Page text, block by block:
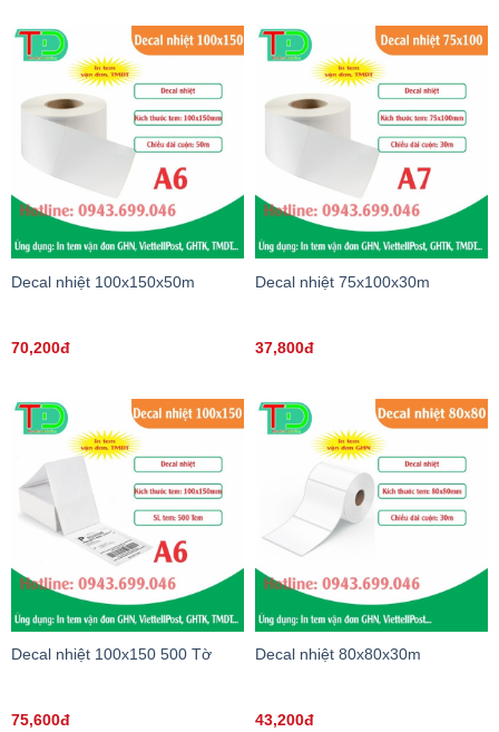
Decal nhiệt 100x150x50m
70,200đ
Decal nhiệt 75x100x30m
37,800đ
Decal nhiệt 100x150 500 Tờ
75,600đ
Decal nhiệt 80x80x30m
43,200đ